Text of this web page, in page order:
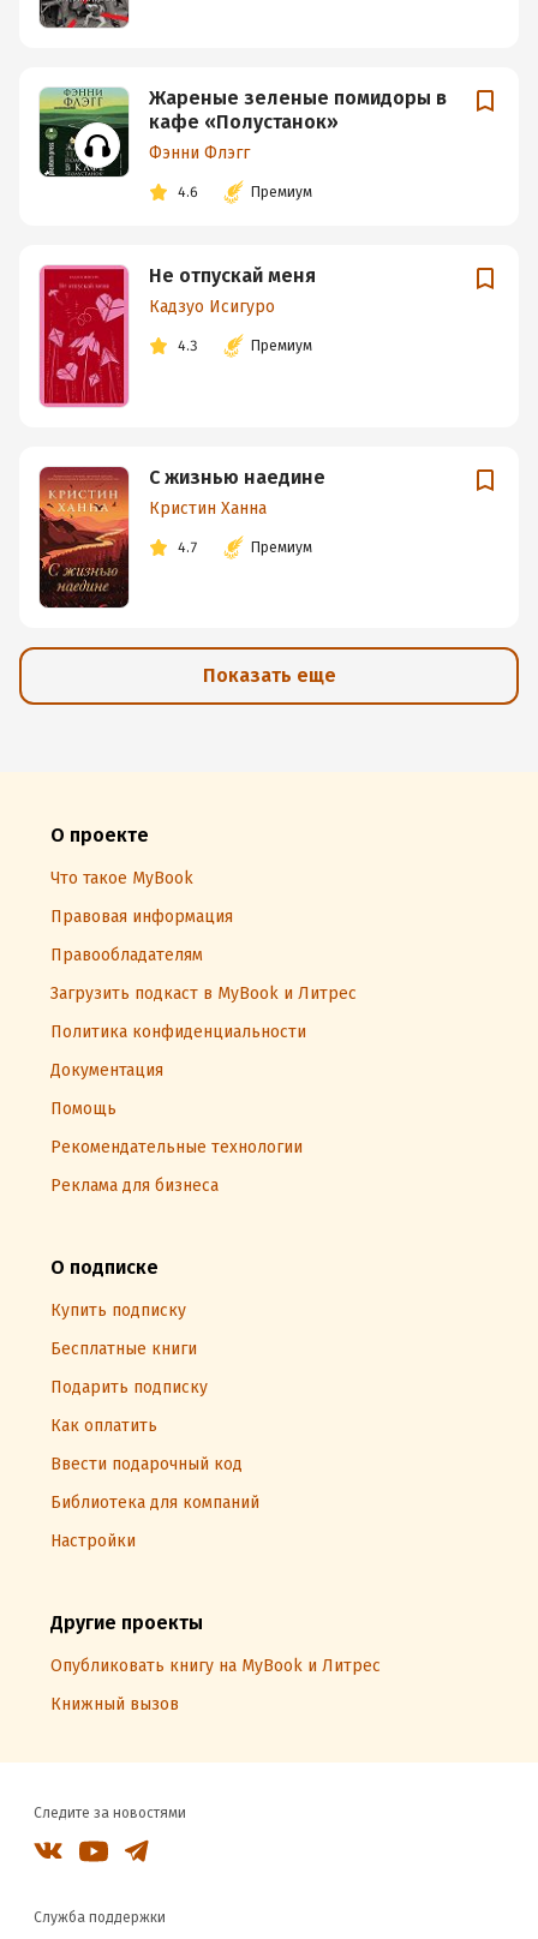
Жареные зеленые помидоры в
кафе «Полустанок»
Фэнни Флэгг
4.6 Премиум
Не отпускай меня
Кадзуо Исигуро
4.3 Премиум
С жизнью наедине
Кристин Ханна
4.7 Премиум
Показать еще
О проекте
Что такое MyBook
Правовая информация
Правообладателям
Загрузить подкаст в MyBook и Литрес
Политика конфиденциальности
Документация
Помощь
Рекомендательные технологии
Реклама для бизнеса
О подписке
Купить подписку
Бесплатные книги
Подарить подписку
Как оплатить
Ввести подарочный код
Библиотека для компаний
Настройки
Другие проекты
Опубликовать книгу на MyBook и Литрес
Книжный вызов
Следите за новостями
Служба поддержки